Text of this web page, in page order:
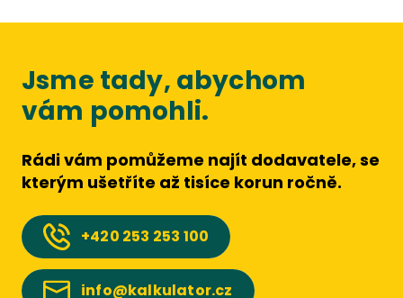
Jsme tady, abychom
vám pomohli.
Rádi vám pomůžeme najít dodavatele, se
kterým ušetříte až tisíce korun ročně.
+420 253 253 100
info@kalkulator.cz